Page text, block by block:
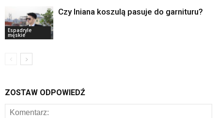
Espadryle
męskie
Czy lniana koszulą pasuje do garnituru?
ZOSTAW ODPOWIEDŹ